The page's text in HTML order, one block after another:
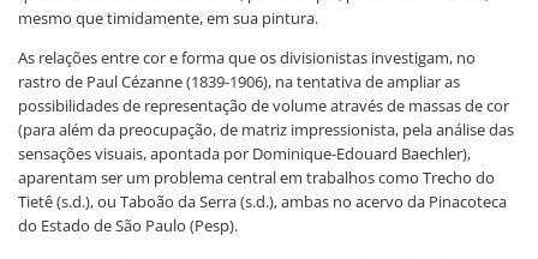
mesmo que timidamente, em sua pintura.
As relações entre cor e forma que os divisionistas investigam, no
rastro de Paul Cézanne (1839-1906), na tentativa de ampliar as
possibilidades de representação de volume através de massas de cor
(para além da preocupação, de matriz impressionista, pela análise das
sensações visuais, apontada por Dominique-Edouard Baechler),
aparentam ser um problema central em trabalhos como Trecho do
Tietê (s.d.), ou Taboão da Serra (s.d.), ambas no acervo da Pinacoteca
do Estado de São Paulo (Pesp).